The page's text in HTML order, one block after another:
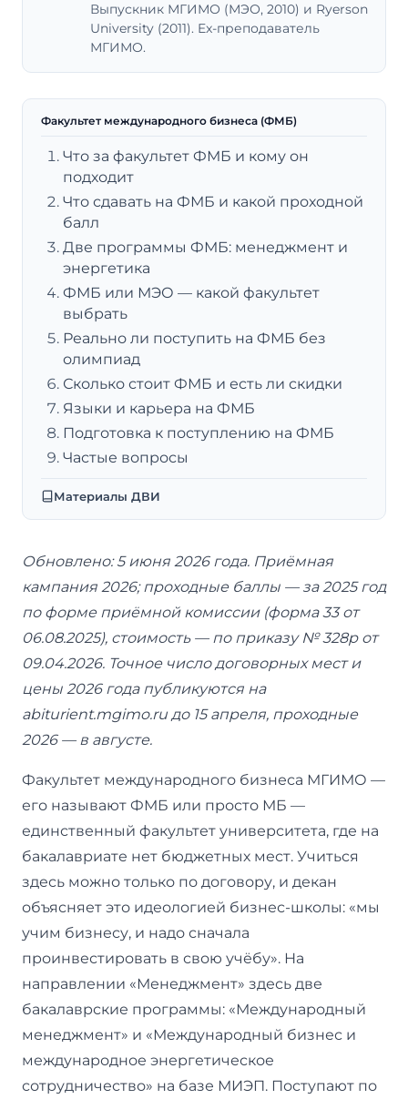
Выпускник МГИМО (МЭО, 2010) и Ryerson
University (2011). Ex-преподаватель
МГИМО.
Факультет международного бизнеса (ФМБ)
Что за факультет ФМБ и кому он
подходит
Что сдавать на ФМБ и какой проходной
балл
Две программы ФМБ: менеджмент и
энергетика
ФМБ или МЭО — какой факультет
выбрать
Реально ли поступить на ФМБ без
олимпиад
Сколько стоит ФМБ и есть ли скидки
Языки и карьера на ФМБ
Подготовка к поступлению на ФМБ
Частые вопросы
Материалы ДВИ
Обновлено: 5 июня 2026 года. Приёмная
кампания 2026; проходные баллы — за 2025 год
по форме приёмной комиссии (форма 33 от
06.08.2025), стоимость — по приказу № 328р от
09.04.2026. Точное число договорных мест и
цены 2026 года публикуются на
abiturient.mgimo.ru до 15 апреля, проходные
2026 — в августе.
Факультет международного бизнеса МГИМО —
его называют ФМБ или просто МБ —
единственный факультет университета, где на
бакалавриате нет бюджетных мест. Учиться
здесь можно только по договору, и декан
объясняет это идеологией бизнес-школы: «мы
учим бизнесу, и надо сначала
проинвестировать в свою учёбу». На
направлении «Менеджмент» здесь две
бакалаврские программы: «Международный
менеджмент» и «Международный бизнес и
международное энергетическое
сотрудничество» на базе МИЭП. Поступают по